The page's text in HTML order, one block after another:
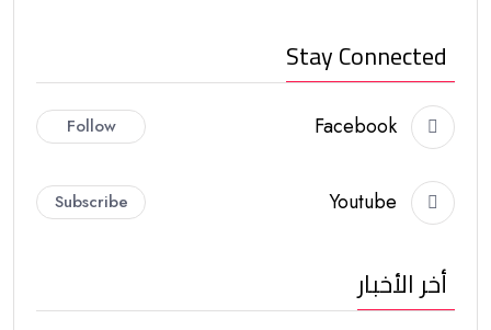
Stay Connected
Facebook
Follow
Youtube
Subscribe
أخر الأخبار